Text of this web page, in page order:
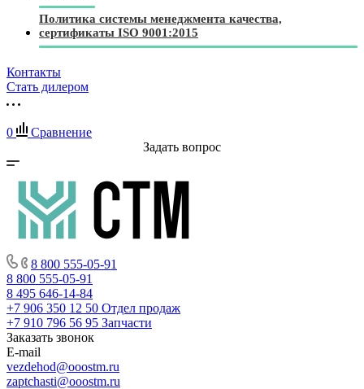
Политика системы менеджмента качества,
сертификаты ISO 9001:2015
Контакты
Стать дилером
0
Сравнение
Задать вопрос
8 800 555-05-91
8 800 555-05-91
8 495 646-14-84
+7 906 350 12 50 Отдел продаж
+7 910 796 56 95 Запчасти
Заказать звонок
E-mail
vezdehod@ooostm.ru
zaptchasti@ooostm.ru